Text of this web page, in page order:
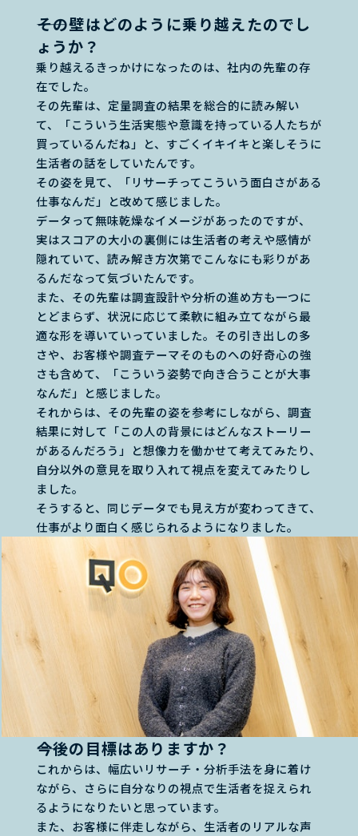
――その壁はどのように乗り越えたのでし
ょうか？
乗り越えるきっかけになったのは、社内の先輩の存
在でした。
その先輩は、定量調査の結果を総合的に読み解い
て、「こういう生活実態や意識を持っている人たちが
買っているんだね」と、すごくイキイキと楽しそうに
生活者の話をしていたんです。
その姿を見て、「リサーチってこういう面白さがある
仕事なんだ」と改めて感じました。
データって無味乾燥なイメージがあったのですが、
実はスコアの大小の裏側には生活者の考えや感情が
隠れていて、読み解き方次第でこんなにも彩りがあ
るんだなって気づいたんです。
また、その先輩は調査設計や分析の進め方も一つに
とどまらず、状況に応じて柔軟に組み立てながら最
適な形を導いていっていました。その引き出しの多
さや、お客様や調査テーマそのものへの好奇心の強
さも含めて、「こういう姿勢で向き合うことが大事
なんだ」と感じました。
それからは、その先輩の姿を参考にしながら、調査
結果に対して「この人の背景にはどんなストーリー
があるんだろう」と想像力を働かせて考えてみたり、
自分以外の意見を取り入れて視点を変えてみたりし
ました。
そうすると、同じデータでも見え方が変わってきて、
仕事がより面白く感じられるようになりました。
――今後の目標はありますか？
これからは、幅広いリサーチ・分析手法を身に着け
ながら、さらに自分なりの視点で生活者を捉えられ
るようになりたいと思っています。
また、お客様に伴走しながら、生活者のリアルな声